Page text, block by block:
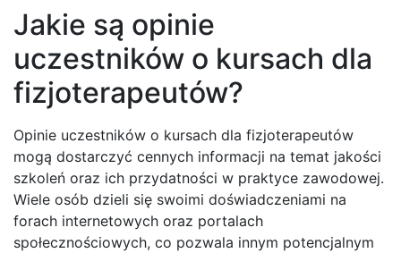
Jakie są opinie
uczestników o kursach dla
fizjoterapeutów?
Opinie uczestników o kursach dla fizjoterapeutów
mogą dostarczyć cennych informacji na temat jakości
szkoleń oraz ich przydatności w praktyce zawodowej.
Wiele osób dzieli się swoimi doświadczeniami na
forach internetowych oraz portalach
społecznościowych, co pozwala innym potencjalnym